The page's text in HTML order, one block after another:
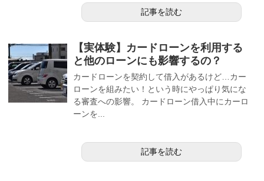
記事を読む
【実体験】カードローンを利用する
と他のローンにも影響するの？
カードローンを契約して借入があるけど…カー
ローンを組みたい！という時にやっぱり気にな
る審査への影響。 カードローン借入中にカーロ
ーンを...
記事を読む